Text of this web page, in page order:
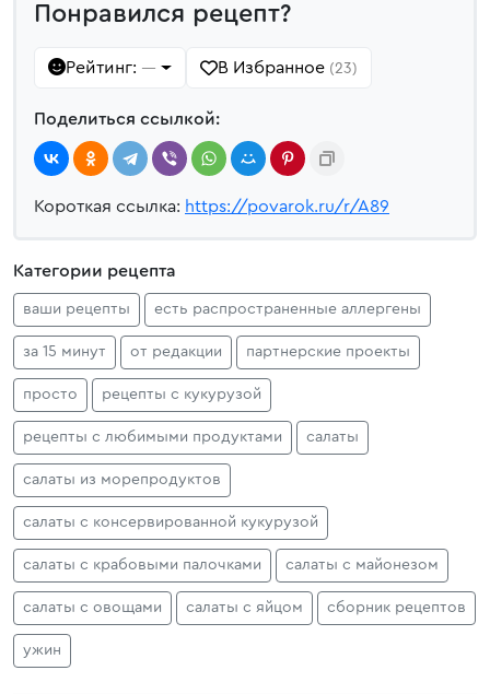
Понравился рецепт?
Рейтинг: — В Избранное (23)
Поделиться ссылкой:
Короткая ссылка: https://povarok.ru/r/A89
Категории рецепта
ваши рецепты есть распространенные аллергены
за 15 минут от редакции партнерские проекты
просто рецепты с кукурузой
рецепты с любимыми продуктами салаты
салаты из морепродуктов
салаты с консервированной кукурузой
салаты с крабовыми палочками салаты с майонезом
салаты с овощами салаты с яйцом сборник рецептов
ужин